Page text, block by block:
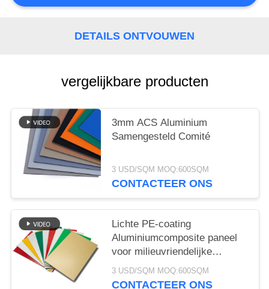
DETAILS ONTVOUWEN
vergelijkbare producten
3mm ACS Aluminium
Samengesteld Comité
3 USD/SQM MOQ:600SQM
CONTACTEER ONS
Lichte PE-coating
Aluminiumcomposite paneel
voor milieuvriendelijke
borden, winkelvoorziening,
interieurversiering
3 USD/SQM MOQ:600SQM
CONTACTEER ONS